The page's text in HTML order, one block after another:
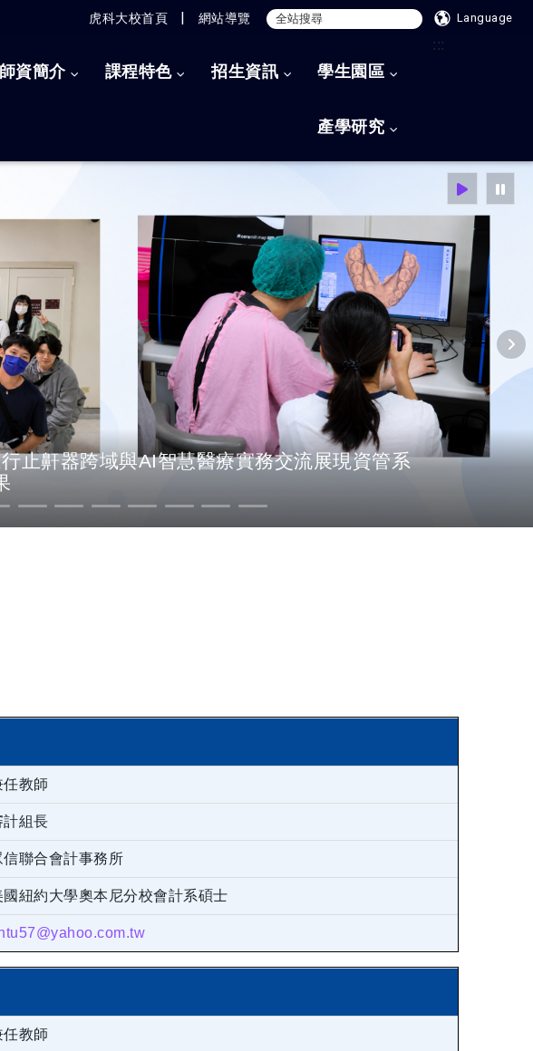
虎科大校首頁 | 網站導覽 Language
:::
師資簡介 課程特色 招生資訊 學生園區
產學研究
止鼾器跨域與AI智慧醫療實務交流展現資管系
任教師
計組長
信聯合會計事務所
國紐約大學奧本尼分校會計系碩士
任教師